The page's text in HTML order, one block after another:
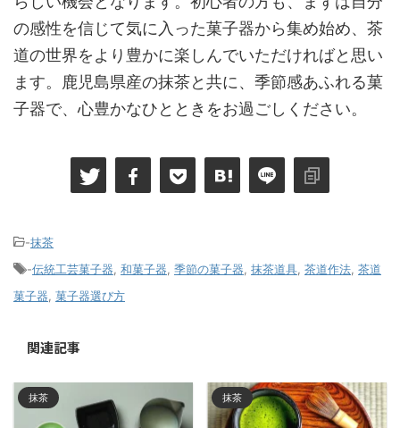
の感性を信じて気に入った菓子器から集め始め、茶
道の世界をより豊かに楽しんでいただければと思い
ます。鹿児島県産の抹茶と共に、季節感あふれる菓
子器で、心豊かなひとときをお過ごしください。
-抹茶
-伝統工芸菓子器 和菓子器 季節の菓子器 抹茶道具 茶道作法 茶道
菓子器 菓子器選び方
関連記事
抹茶 抹茶